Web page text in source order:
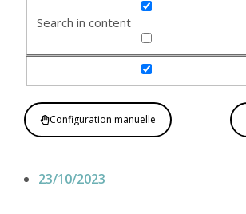
Search in content
Configuration manuelle
23/10/2023